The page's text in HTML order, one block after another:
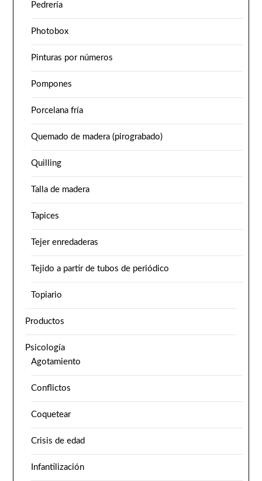
Pedrería
Photobox
Pinturas por números
Pompones
Porcelana fría
Quemado de madera (pirograbado)
Quilling
Talla de madera
Tapices
Tejer enredaderas
Tejido a partir de tubos de periódico
Topiario
Productos
Psicología
Agotamiento
Conflictos
Coquetear
Crisis de edad
Infantilización